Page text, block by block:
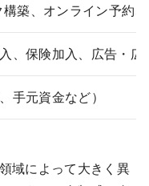
築、オンライン予約
、保険加入、広告・
手元資金など）
域によって大きく異